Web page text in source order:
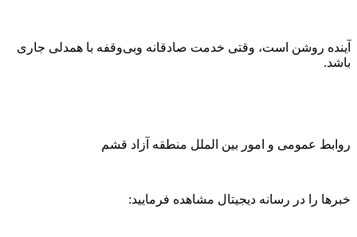
آینده روشن است، وقتی خدمت صادقانه وبی‌وقفه با همدلی جاری
باشد.
روابط عمومی و امور بین الملل منطقه آزاد قشم
خبرها را در رسانه دیجیتال مشاهده فرمایید: